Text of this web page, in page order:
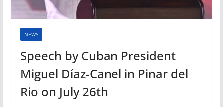
NEWS
Speech by Cuban President
Miguel Díaz-Canel in Pinar del
Rio on July 26th